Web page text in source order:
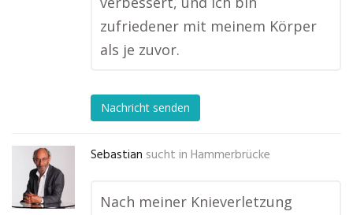
zufriedener mit meinem Körper
als je zuvor.
Nachricht senden
Sebastian sucht in Hammerbrücke
Nach meiner Knieverletzung